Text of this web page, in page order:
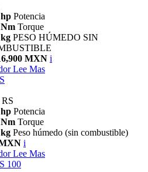
Potencia
Torque
PESO HÚMEDO SIN
MXN i
Lee Mas
Potencia
Torque
Peso húmedo (sin combustible)
i
Lee Mas
100